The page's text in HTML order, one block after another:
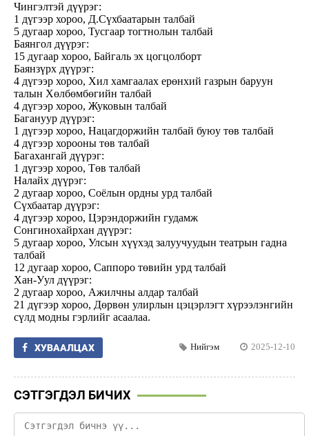
Чингэлтэй дүүрэг:
1 дүгээр хороо, Д.Сүхбаатарын талбай
5 дугаар хороо, Тусгаар тогтнолын талбай
Баянгол дүүрэг:
15 дугаар хороо, Байгаль эх цогцолборт
Баянзүрх дүүрэг:
4 дүгээр хороо, Хил хамгаалах ерөнхий газрын баруун
талын Хөлбөмбөгийн талбай
4 дүгээр хороо, Жуковын талбай
Багануур дүүрэг:
1 дүгээр хороо, Нацагдоржийн талбай буюу төв талбай
4 дүгээр хорооны төв талбай
Багахангай дүүрэг:
1 дүгээр хороо, Төв талбай
Налайх дүүрэг:
2 дугаар хороо, Соёлын ордны урд талбай
Сүхбаатар дүүрэг:
4 дүгээр хороо, Цэрэндоржийн гудамж
Сонгинохайрхан дүүрэг:
5 дугаар хороо, Улсын хүүхэд залуучуудын театрын гадна
талбай
12 дугаар хороо, Саппоро төвийн урд талбай
Хан-Уул дүүрэг:
2 дугаар хороо, Ажилчны алдар талбай
21 дүгээр хороо, Дөрвөн улирлын цэцэрлэгт хүрээлэнгийн
сүлд модны гэрлийг асаалаа.
ХУВААЛЦАХ Нийгэм 2025-12-10
СЭТГЭГДЭЛ БИЧИХ